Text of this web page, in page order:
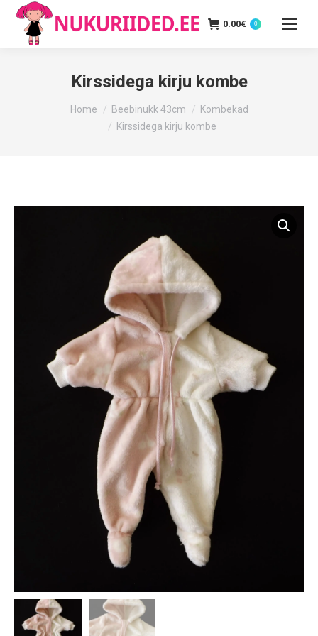
0.00€ 0
Kirssidega kirju kombe
You are here:Home Beebinukk 43cm
Kombekad
Kirssidega kirju kombe